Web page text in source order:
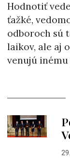
Hodnotiť
ťažké,
odboroch sú
laikov, ale aj
venujú